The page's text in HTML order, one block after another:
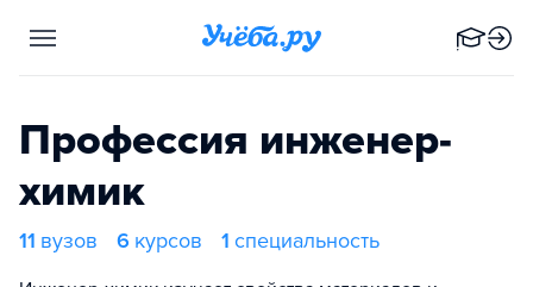
Профессия инженер-
химик
11 вузов 6 курсов 1 специальность